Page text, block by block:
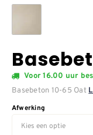
Voor 16.00 uur
Basebeton 10-65 Oat
Afwerking